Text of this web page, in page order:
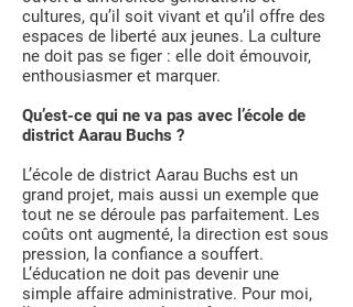
cultures, qu’il soit vivant et qu’il offre des
espaces de liberté aux jeunes. La culture
ne doit pas se figer : elle doit émouvoir,
enthousiasmer et marquer.
Qu’est-ce qui ne va pas avec l’école de
district Aarau Buchs ?
L’école de district Aarau Buchs est un
grand projet, mais aussi un exemple que
tout ne se déroule pas parfaitement. Les
coûts ont augmenté, la direction est sous
pression, la confiance a souffert.
L’éducation ne doit pas devenir une
simple affaire administrative. Pour moi,